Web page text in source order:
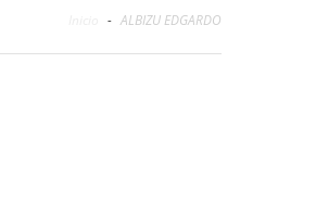
- ALBIZU EDGARDO